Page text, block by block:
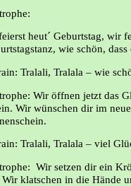
heut´ Geburtstag, wir
wie schön,
Tralali, Tralala – wie
Wir öffnen jetzt das
Wir wünschen dir im
Tralali, Tralala – viel
Wir setzen dir ein
klatschen in die Hände